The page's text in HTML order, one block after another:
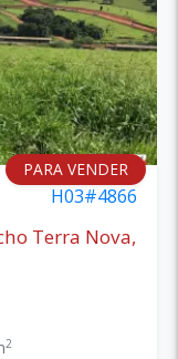
PARA VENDER
H03#4866
Terra Nova,
2